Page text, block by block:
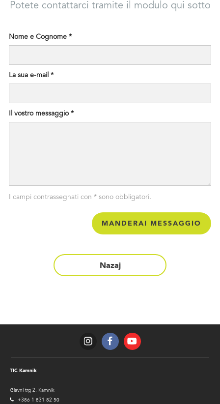
Potete contattarci tramite il modulo qui sotto
Nome e Cognome *
La sua e-mail *
Il vostro messaggio *
Status
I campi contrassegnati con * sono obbligatori.
Nazaj
TIC Kamnik
Glavni trg 2, Kamnik
+386 1 831 82 50